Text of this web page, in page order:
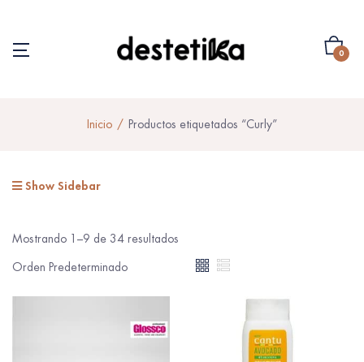
0
Inicio Productos etiquetados “Curly”
Show Sidebar
Mostrando 1–9 de 34 resultados